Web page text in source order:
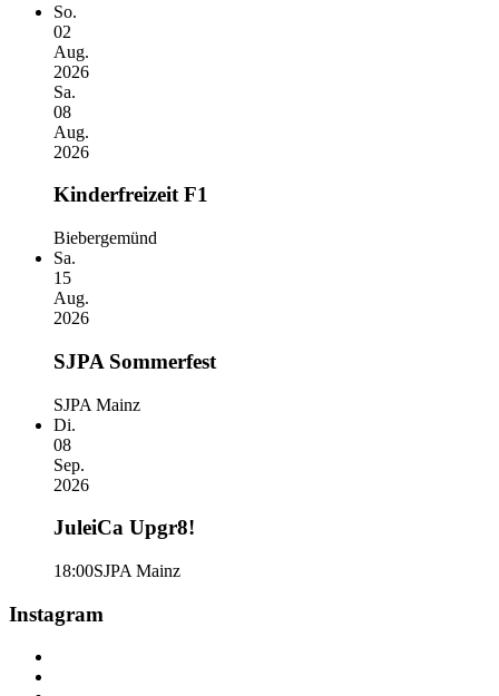
So.
02
Aug.
2026
Sa.
08
Aug.
2026
Kinderfreizeit F1
Biebergemünd
Sa.
15
Aug.
2026
SJPA Sommerfest
SJPA Mainz
Di.
08
Sep.
2026
JuleiCa Upgr8!
18:00SJPA Mainz
Instagram